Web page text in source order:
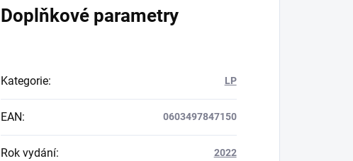
Doplňkové parametry
Kategorie: LP
EAN: 0603497847150
Rok vydání: 2022